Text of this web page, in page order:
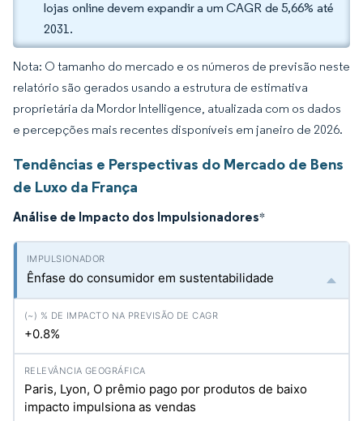
lojas online devem expandir a um CAGR de 5,66% até
2031.
Nota: O tamanho do mercado e os números de previsão neste
relatório são gerados usando a estrutura de estimativa
proprietária da Mordor Intelligence, atualizada com os dados
e percepções mais recentes disponíveis em janeiro de 2026.
Tendências e Perspectivas do Mercado de Bens
de Luxo da França
Análise de Impacto dos Impulsionadores*
Ênfase do consumidor em sustentabilidade
+0.8%
Paris, Lyon, O prêmio pago por produtos de baixo
impacto impulsiona as vendas